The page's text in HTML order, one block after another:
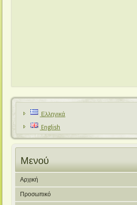
Ελληνικά
English
Μενού
Αρχική
Προσωπικό